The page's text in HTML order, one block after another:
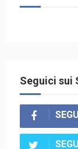
Seguici sui